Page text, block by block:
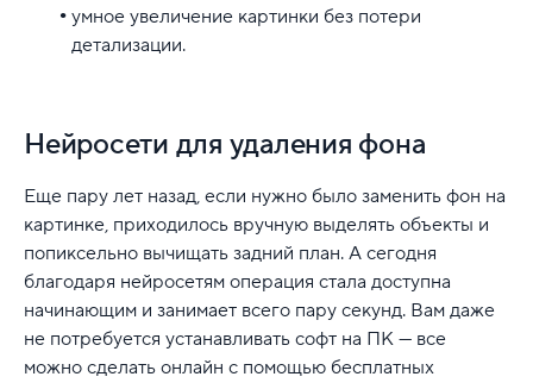
умное увеличение картинки без потери
детализации.
Нейросети для удаления фона
Еще пару лет назад, если нужно было заменить фон на
картинке, приходилось вручную выделять объекты и
попиксельно вычищать задний план. А сегодня
благодаря нейросетям операция стала доступна
начинающим и занимает всего пару секунд. Вам даже
не потребуется устанавливать софт на ПК — все
можно сделать онлайн с помощью бесплатных